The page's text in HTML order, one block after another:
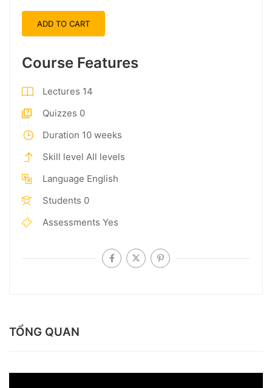
TỔNG QUAN
ADD TO CART
Course Features
Lectures 14
Quizzes 0
Duration 10 weeks
Skill level All levels
Language English
Students 0
Assessments Yes